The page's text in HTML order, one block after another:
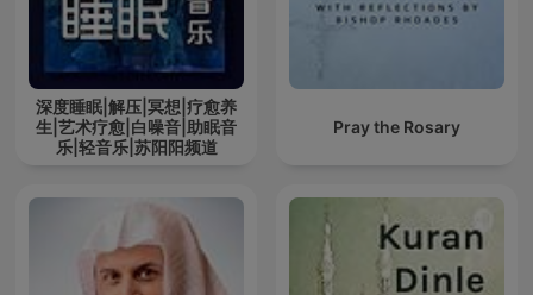
深度睡眠|解压|冥想|疗愈养
生|艺术疗愈|白噪音|助眠音
乐|轻音乐|苏阳阳频道
Pray the Rosary